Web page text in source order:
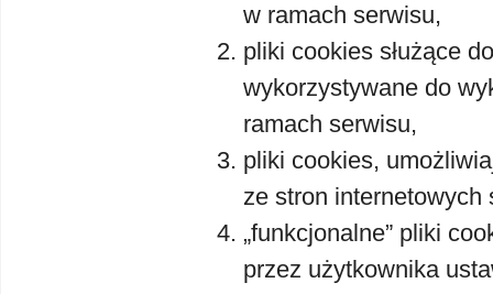
w ramach serwisu,
pliki cookies służące
wykorzystywane do
ramach serwisu,
pliki cookies,
ze stron internetowych
„funkcjonalne” pliki
przez użytkownika